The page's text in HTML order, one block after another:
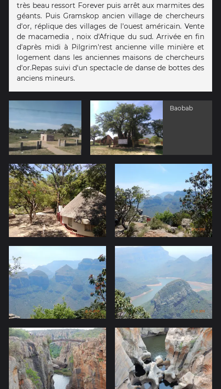
très beau ressort Forever puis arrêt aux marmites des
géants. Puis Gramskop ancien village de chercheurs
d'or, réplique des villages de l'ouest américain. Vente
de macamedia , noix d'Afrique du sud. Arrivée en fin
d'après midi à Pilgrim'rest ancienne ville minière et
logement dans les anciennes maisons de chercheurs
d'or.Repas suivi d'un spectacle de danse de bottes des
anciens mineurs.
Baobab